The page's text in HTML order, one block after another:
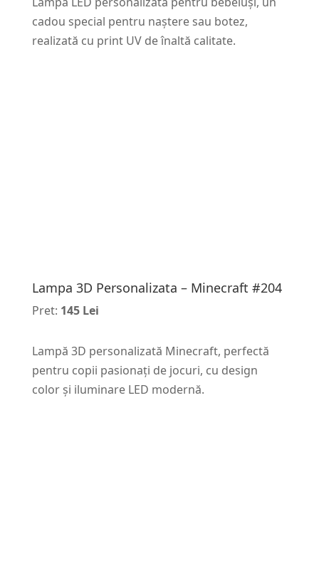
cadou special pentru naștere sau botez,
realizată cu print UV de înaltă calitate.
Lampa 3D Personalizata – Minecraft #204
Pret: 145 Lei
Lampă 3D personalizată Minecraft, perfectă
pentru copii pasionați de jocuri, cu design
color și iluminare LED modernă.